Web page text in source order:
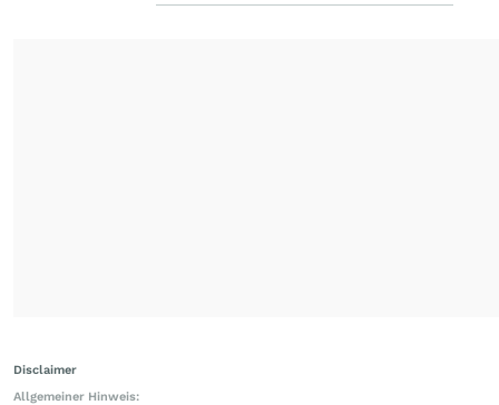
Disclaimer
Allgemeiner Hinweis: